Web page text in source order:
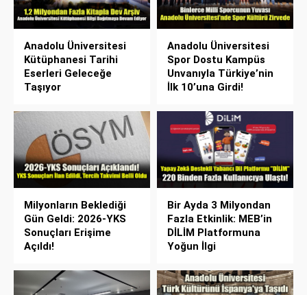
Anadolu Üniversitesi
Kütüphanesi Tarihi
Eserleri Geleceğe
Taşıyor
Anadolu Üniversitesi
Spor Dostu Kampüs
Unvanıyla Türkiye’nin
İlk 10’una Girdi!
Milyonların Beklediği
Gün Geldi: 2026-YKS
Sonuçları Erişime
Açıldı!
Bir Ayda 3 Milyondan
Fazla Etkinlik: MEB’in
DİLİM Platformuna
Yoğun İlgi